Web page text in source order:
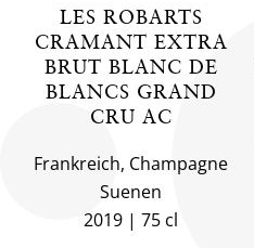
LES ROBARTS
CRAMANT EXTRA
BRUT BLANC DE
BLANCS GRAND
CRU AC
Frankreich, Champagne
Suenen
2019
75 cl